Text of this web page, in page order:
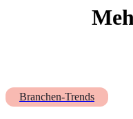
Branchen-Trends